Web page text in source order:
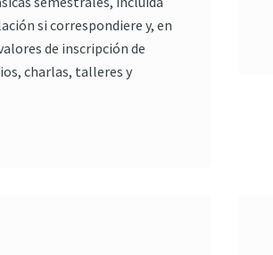
si correspondiere y, en
de inscripción de
charlas, talleres y